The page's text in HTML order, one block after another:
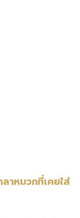
าหมวกที่เคยใส่